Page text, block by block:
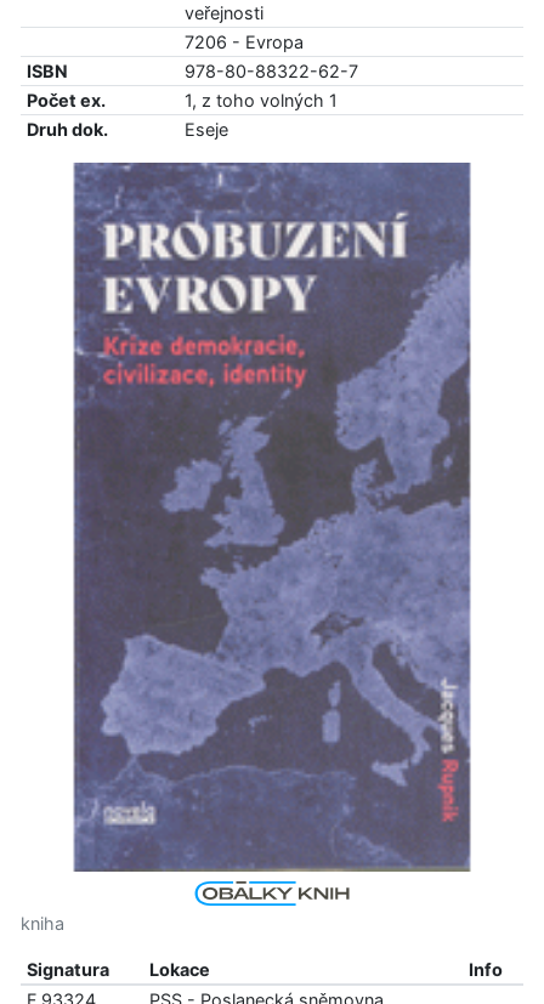
veřejnosti
7206 - Evropa
ISBN
978-80-88322-62-7
Počet ex.
1, z toho volných 1
Druh dok.
Eseje
kniha
Signatura Lokace
Info
F 93324
PSS - Poslanecká sněmovna